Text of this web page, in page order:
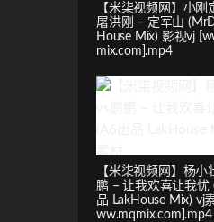
【米柒视频网】小刚
屠洪刚 – 定军山
House Mix) 影视vj
mix.com].mp4
【米柒视频网】杨小
鹏 – 让我欢喜让我忧
品 LakHouse Mix) vj
ww.mqmix.com].mp4